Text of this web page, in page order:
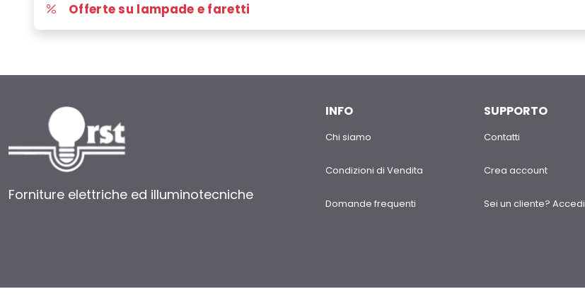
Offerte su lampade e faretti
Forniture elettriche ed illuminotecniche
INFO
Chi siamo
Condizioni di Vendita
Domande frequenti
SUPPORTO
Contatti
Crea account
Sei un cliente? Accedi